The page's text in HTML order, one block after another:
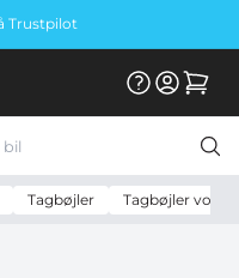
Vi er E-mærket
Tagbøjler Tagbøjler